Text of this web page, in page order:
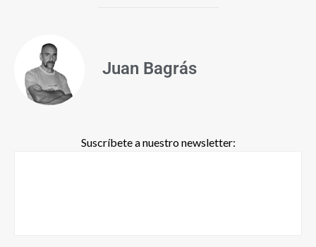
Juan Bagrás
Suscríbete a nuestro newsletter: